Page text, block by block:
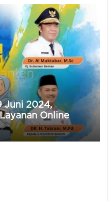
Juni 2024,
Online